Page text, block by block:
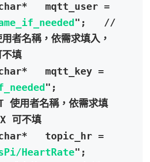
mqtt_user =
";   //
者名稱，依需求填入，
不填
mqtt_key =
";
使用者名稱，依需求填
可不填
topic_hr =
HeartRate";